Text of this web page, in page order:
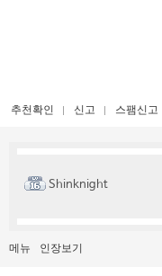
추천확인 신고 스팸신고
Shinknight
메뉴 인장보기